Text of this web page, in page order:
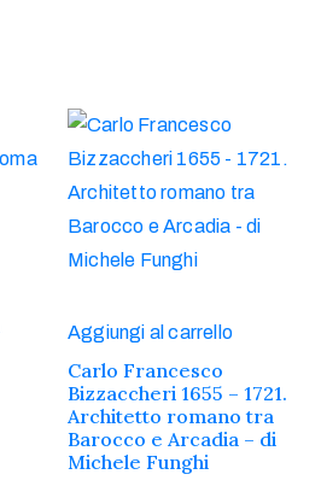
Aggiungi al carrello
Carlo Francesco
Bizzaccheri 1655 – 1721.
Architetto romano tra
Barocco e Arcadia – di
Michele Funghi